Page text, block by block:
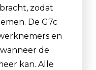
zodat
De G7c
en
de
kan. Alle